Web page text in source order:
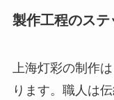
製作工程のステ
上海灯彩の制作
ります。職人は